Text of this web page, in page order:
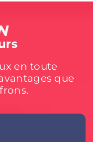
en toute
que